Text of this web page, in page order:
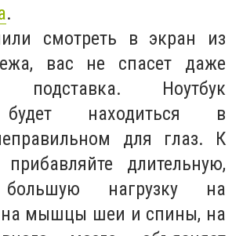
.
смотреть в экран из
вас не спасет даже
подставка. Ноутбук
будет находиться в
для глаз. К
длительную,
большую нагрузку на
на мышцы шеи и спины, на